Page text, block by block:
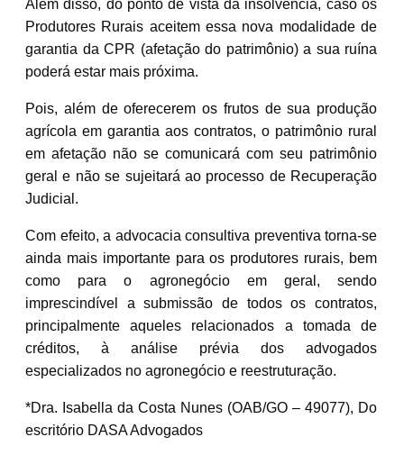
Além disso, do ponto de vista da insolvência, caso os
Produtores Rurais aceitem essa nova modalidade de
garantia da CPR (afetação do patrimônio) a sua ruína
poderá estar mais próxima.
Pois, além de oferecerem os frutos de sua produção
agrícola em garantia aos contratos, o patrimônio rural
em afetação não se comunicará com seu patrimônio
geral e não se sujeitará ao processo de Recuperação
Judicial.
Com efeito, a advocacia consultiva preventiva torna-se
ainda mais importante para os produtores rurais, bem
como para o agronegócio em geral, sendo
imprescindível a submissão de todos os contratos,
principalmente aqueles relacionados a tomada de
créditos, à análise prévia dos advogados
especializados no agronegócio e reestruturação.
*Dra. Isabella da Costa Nunes (OAB/GO – 49077), Do
escritório DASA Advogados